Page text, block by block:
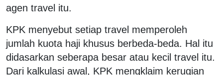
agen travel itu.
KPK menyebut setiap travel memperoleh
jumlah kuota haji khusus berbeda-beda. Hal itu
didasarkan seberapa besar atau kecil travel itu.
Dari kalkulasi awal, KPK mengklaim kerugian